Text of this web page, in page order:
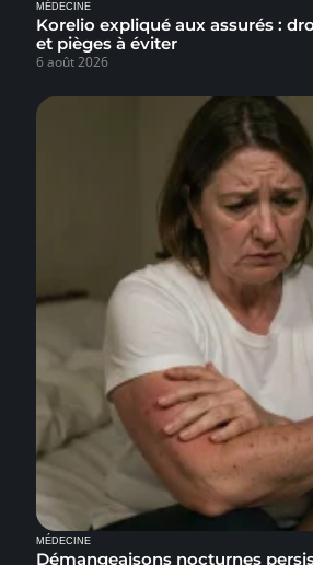
MÉDECINE
Korelio expliqué aux assurés :
et pièges à éviter
6 août 2026
MÉDECINE
Démangeaisons nocturnes